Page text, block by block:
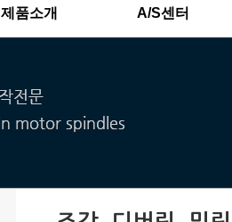
제품소개
류
A/S센터